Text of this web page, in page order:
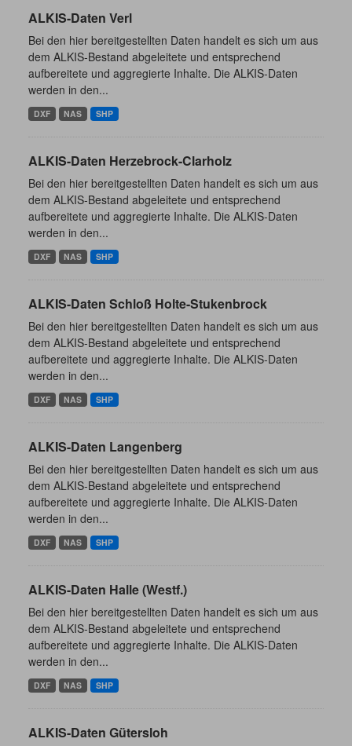
ALKIS-Daten Verl
Bei den hier bereitgestellten Daten handelt es sich um aus
dem ALKIS-Bestand abgeleitete und entsprechend
aufbereitete und aggregierte Inhalte. Die ALKIS-Daten
werden in den...
DXF NAS SHP
ALKIS-Daten Herzebrock-Clarholz
Bei den hier bereitgestellten Daten handelt es sich um aus
dem ALKIS-Bestand abgeleitete und entsprechend
aufbereitete und aggregierte Inhalte. Die ALKIS-Daten
werden in den...
DXF NAS SHP
ALKIS-Daten Schloß Holte-Stukenbrock
Bei den hier bereitgestellten Daten handelt es sich um aus
dem ALKIS-Bestand abgeleitete und entsprechend
aufbereitete und aggregierte Inhalte. Die ALKIS-Daten
werden in den...
DXF NAS SHP
ALKIS-Daten Langenberg
Bei den hier bereitgestellten Daten handelt es sich um aus
dem ALKIS-Bestand abgeleitete und entsprechend
aufbereitete und aggregierte Inhalte. Die ALKIS-Daten
werden in den...
DXF NAS SHP
ALKIS-Daten Halle (Westf.)
Bei den hier bereitgestellten Daten handelt es sich um aus
dem ALKIS-Bestand abgeleitete und entsprechend
aufbereitete und aggregierte Inhalte. Die ALKIS-Daten
werden in den...
DXF NAS SHP
ALKIS-Daten Gütersloh